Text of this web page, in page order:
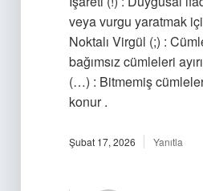
veya vurgu yaratmak
Noktalı Virgül (;) :
bağımsız cümleleri
(…) : Bitmemiş
konur .
Şubat 17, 2026 Yanıtla